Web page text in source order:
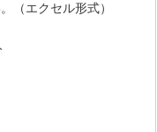
（エクセル形式）